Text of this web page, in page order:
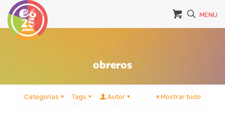
MENU
obreros
Categorías Tags Autor Mostrar todo